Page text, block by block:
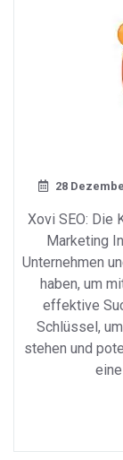
28
Xovi SEO: Die
Marketing
Unternehmen
haben, um
effektive
Schlüssel,
stehen und